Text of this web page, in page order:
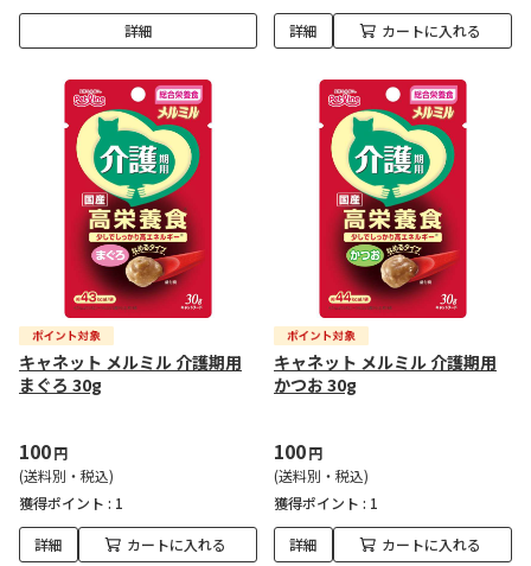
詳細 詳細 カートに入れる
キャネット メルミル 介護期用
まぐろ 30g
100円
(送料別・税込)
獲得ポイント : 1
詳細 カートに入れる
キャネット メルミル 介護期用
かつお 30g
100円
(送料別・税込)
獲得ポイント : 1
詳細 カートに入れる